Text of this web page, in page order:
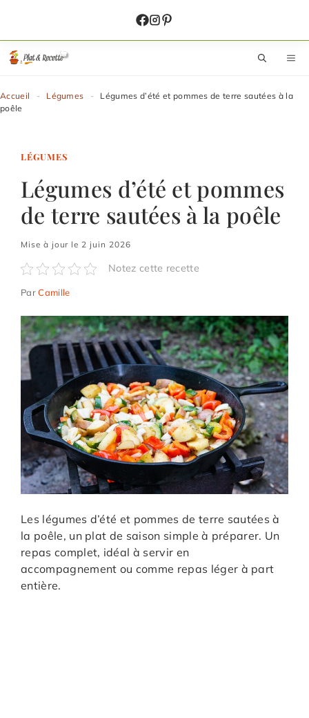
contenu
Accueil - Légumes -
Légumes d’été et pommes de terre sautées à la
poêle
LÉGUMES
Légumes d’été et pommes
de terre sautées à la poêle
Mise à jour le 2 juin 2026
Notez cette recette
ParCamille
Les légumes d’été et pommes de terre sautées à
la poêle, un plat de saison simple à préparer. Un
repas complet, idéal à servir en
accompagnement ou comme repas léger à part
entière.